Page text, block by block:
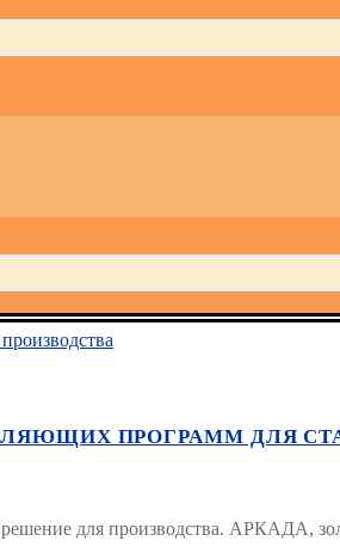
ПРОГРАММ ДЛЯ
для производства. АРКАДА,